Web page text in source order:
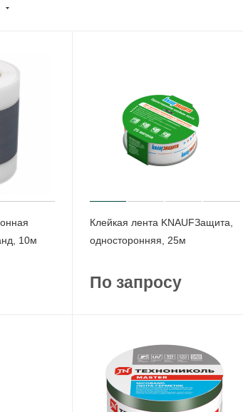
10м
Клейкая лента KNAUFЗащита,
односторонняя, 25м
По запросу